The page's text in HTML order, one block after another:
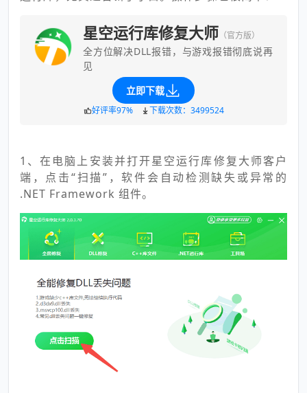
星空运行库修复大师 （官方版）
全方位解决DLL报错，与游戏报错彻底说再
见
立即下载
好评率97% 下载次数：3499524
1、在电脑上安装并打开星空运行库修复大师客户
端，点击“扫描”，软件会自动检测缺失或异常的
.NET Framework 组件。